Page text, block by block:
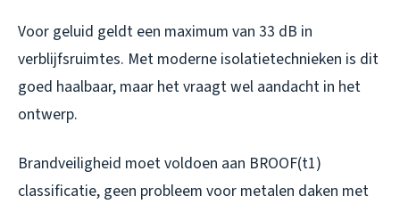
Voor geluid geldt een maximum van 33 dB in
verblijfsruimtes. Met moderne isolatietechnieken is dit
goed haalbaar, maar het vraagt wel aandacht in het
ontwerp.
Brandveiligheid moet voldoen aan BROOF(t1)
classificatie, geen probleem voor metalen daken met